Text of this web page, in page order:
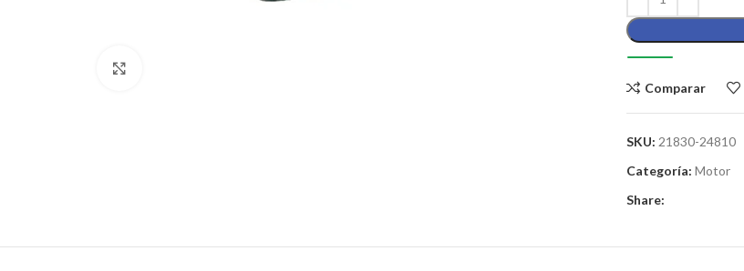
Comparar
SKU: 21830-24810
Categoría: Motor
Share: